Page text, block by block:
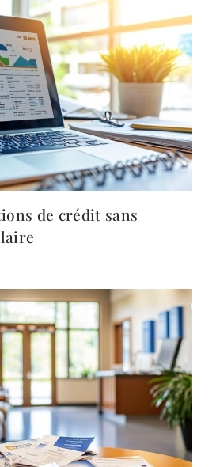
de crédit sans